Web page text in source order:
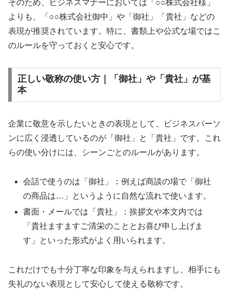
そのため、ビジネスマナーにおいては「○○株式会社様」
よりも、「○○株式会社御中」や「御社」「貴社」などの
表現が推奨されています。特に、書類上や公式な場ではこ
のルールを守っておくと安心です。
正しい敬称の使い方｜「御社」や「貴社」が基
本
企業に敬意を示したいときの表現として、ビジネスパーソ
ンに広く浸透しているのが「御社」と「貴社」です。これ
らの使い分けには、シーンごとのルールがあります。
会話で使うのは「御社」：例えば商談の場で「御社
の商品は…」というように自然な流れで使います。
書面・メールでは「貴社」：挨拶文や本文内では
「貴社ますますご清栄のこととお喜び申し上げま
す」といった形式がよく用いられます。
これだけでも十分丁寧な印象を与えられますし、相手にも
失礼のない表現として安心して使える敬称です。